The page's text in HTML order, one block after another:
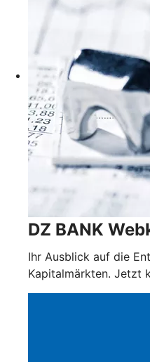
DZ BANK
Ihr Ausblick auf die
Kapitalmärkten. Jetzt